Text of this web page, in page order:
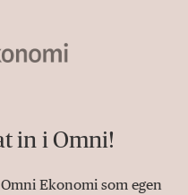
in i Omni!
Ekonomi som egen